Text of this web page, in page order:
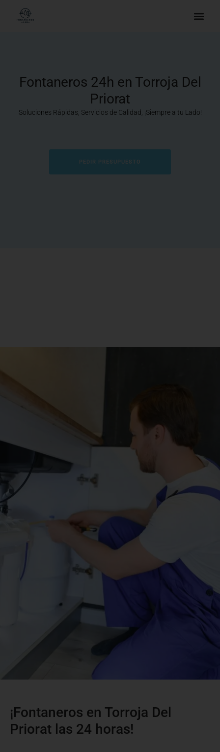
Fontaneros 24h en Torroja Del
Priorat
Soluciones Rápidas, Servicios de Calidad, ¡Siempre a tu Lado!
PEDIR PRESUPUESTO
¡Fontaneros en Torroja Del
Priorat las 24 horas!